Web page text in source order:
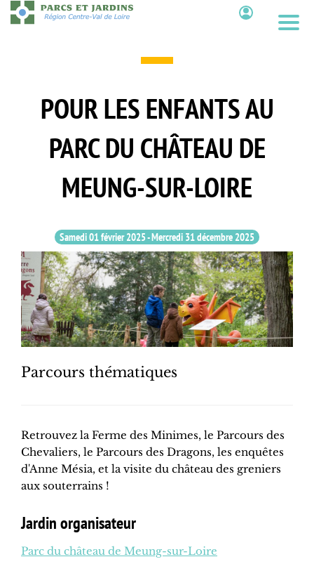
Aller
au
POUR LES ENFANTS AU
PARC DU CHÂTEAU DE
MEUNG-SUR-LOIRE
Samedi 01 février 2025-Mercredi 31 décembre 2025
Parcours thématiques
Retrouvez la Ferme des Minimes, le Parcours des
Chevaliers, le Parcours des Dragons, les enquêtes
d'Anne Mésia, et la visite du château des greniers
aux souterrains !
Jardin organisateur
Parc du château de Meung-sur-Loire